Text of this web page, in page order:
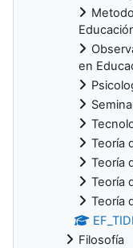
en
Teoría
Teoría
Teoría
Teoría
Filosofía